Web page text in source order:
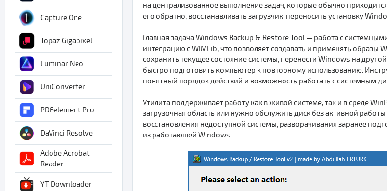
на централизованное выполнение задач, которые обычно
его обратно, восстанавливать загрузчик, переносить установку
Главная задача Windows Backup & Restore Tool — работа с
интеграцию с WIMLib, что позволяет создавать и применять
сохранить текущее состояние системы, перенести Windows на
быстро подготовить компьютер к повторному использованию.
понятный порядок действий и возможность работать с системным
Утилита поддерживает работу как в живой системе, так и в среде
загрузочная область или нужно обслужить диск без активной
восстановления недоступной системы, разворачивания заранее
из работающей Windows.
Capture One
Topaz Gigapixel
Luminar Neo
UniConverter
PDFelement Pro
DaVinci Resolve
Adobe Acrobat
Reader
YT Downloader